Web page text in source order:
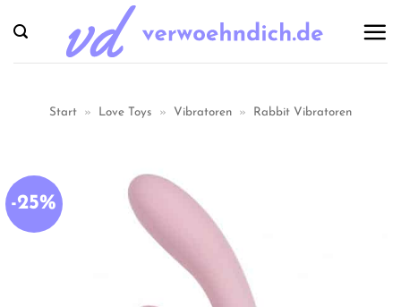
Inhalt
springen
Start » Love Toys » Vibratoren » Rabbit Vibratoren
-25%